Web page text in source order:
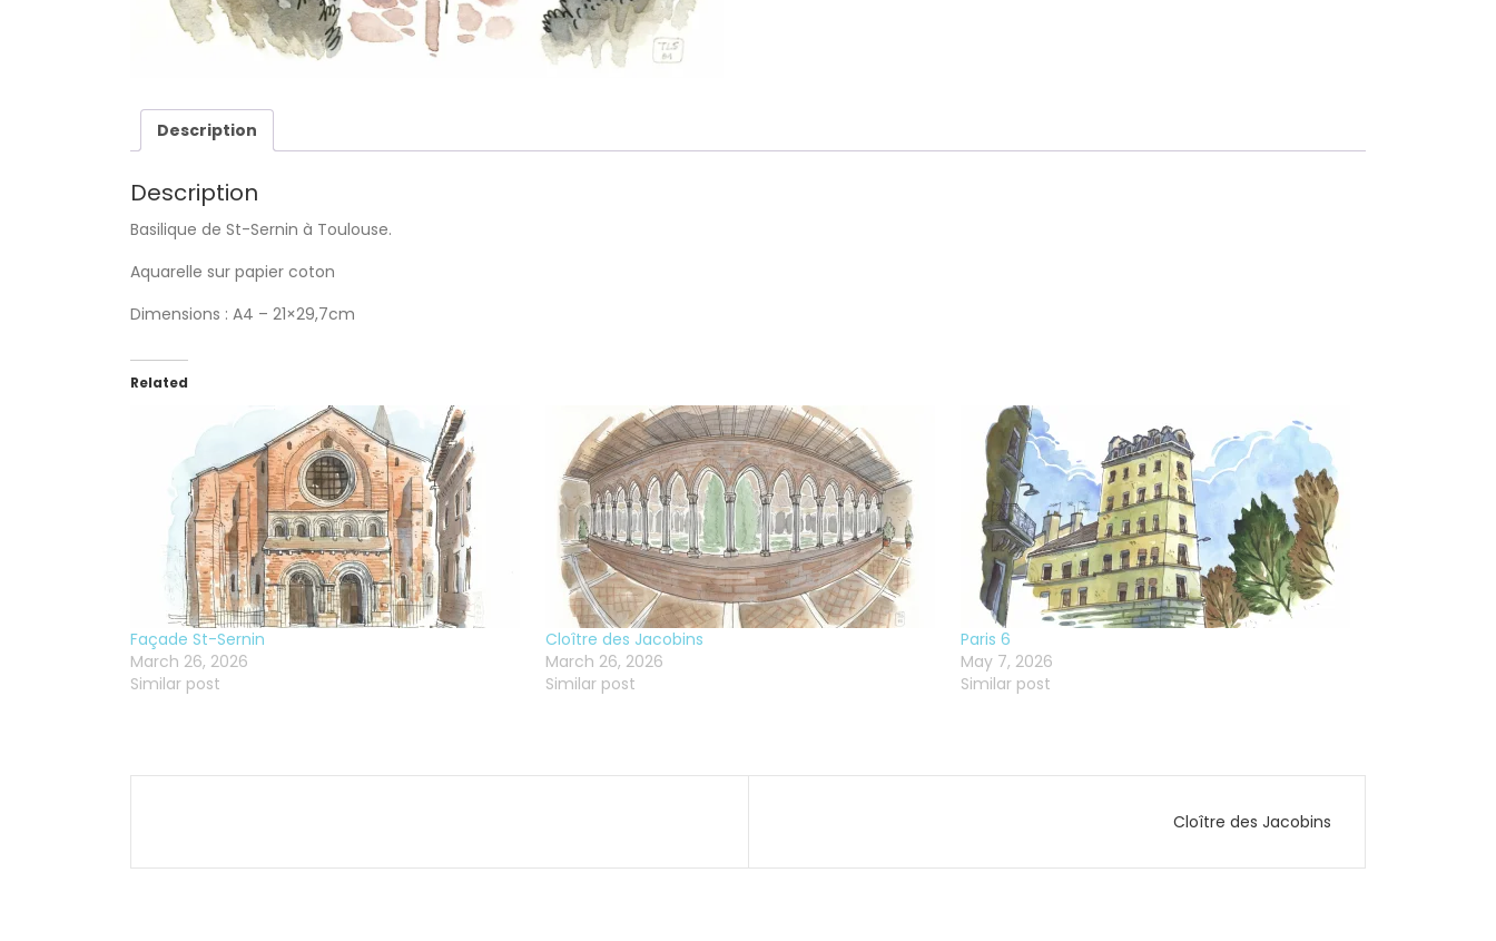
Description
Description
Basilique de St-Sernin à Toulouse.
Aquarelle sur papier coton
Dimensions : A4 – 21×29,7cm
Related
Façade St-Sernin
March 26, 2026
Similar post
Cloître des Jacobins
March 26, 2026
Similar post
Paris 6
May 7, 2026
Similar post
Cloître des Jacobins